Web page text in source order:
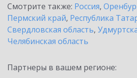
Смотрите также: Россия,
Пермский край, Республика
Свердловская область,
Челябинская область
Партнеры в вашем регионе: